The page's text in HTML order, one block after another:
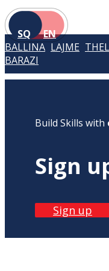
SQ EN
BALLINA LAJME
BARAZI
Build Skills with
Sign
Sign up